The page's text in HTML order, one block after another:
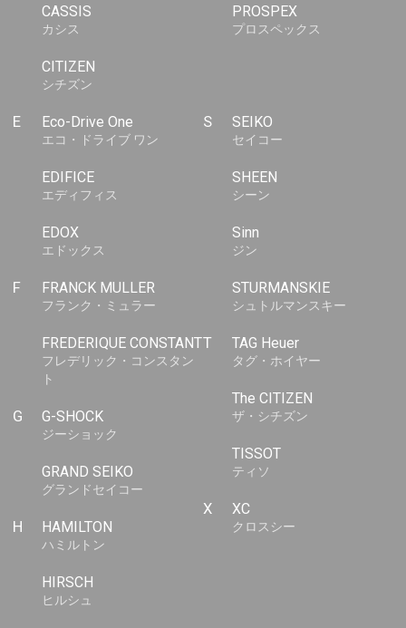
CASSIS
カシス
CITIZEN
シチズン
E Eco-Drive One
エコ・ドライブ ワン
EDIFICE
エディフィス
EDOX
エドックス
F FRANCK MULLER
フランク・ミュラー
FREDERIQUE CONSTANT
フレデリック・コンスタン
ト
G G-SHOCK
ジーショック
GRAND SEIKO
グランドセイコー
H HAMILTON
ハミルトン
HIRSCH
ヒルシュ
PROSPEX
プロスペックス
S SEIKO
セイコー
SHEEN
シーン
Sinn
ジン
STURMANSKIE
シュトルマンスキー
T TAG Heuer
タグ・ホイヤー
The CITIZEN
ザ・シチズン
TISSOT
ティソ
X XC
クロスシー